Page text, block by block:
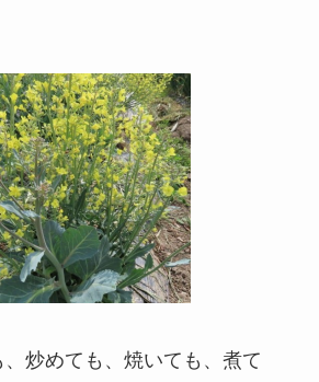
炒めても、焼いても、煮て